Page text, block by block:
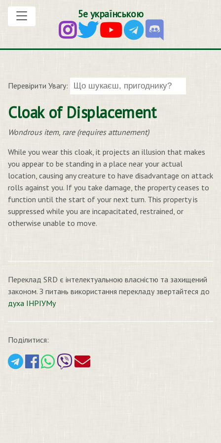
5е українською
Перевірити Увагу:
Cloak of Displacement
Wondrous item, rare (requires attunement)
While you wear this cloak, it projects an illusion that makes
you appear to be standing in a place near your actual
location, causing any creature to have disadvantage on attack
rolls against you. If you take damage, the property ceases to
function until the start of your next turn. This property is
suppressed while you are incapacitated, restrained, or
otherwise unable to move.
Переклад SRD є інтелектуальною власністю та захищений
законом. З питань використання перекладу звертайтеся до
духа ІНРІУМу
Поділитися: